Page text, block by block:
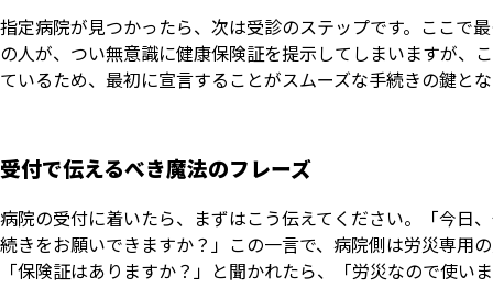
指定病院が見つかったら、次は受診のステップです。ここで
の人が、つい無意識に健康保険証を提示してしまいますが、
ているため、最初に宣言することがスムーズな手続きの鍵と
受付で伝えるべき魔法のフレーズ
病院の受付に着いたら、まずはこう伝えてください。「今日
続きをお願いできますか？」この一言で、病院側は労災専用
「保険証はありますか？」と聞かれたら、「労災なので使い